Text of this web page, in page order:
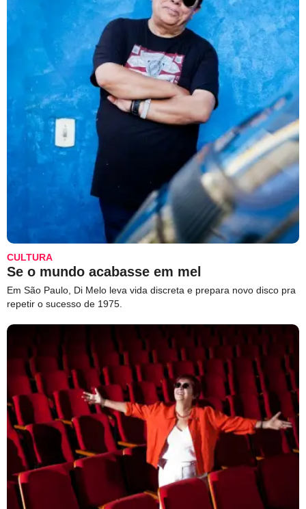
CULTURA
Se o mundo acabasse em mel
Em São Paulo, Di Melo leva vida discreta e prepara novo disco pra
repetir o sucesso de 1975.